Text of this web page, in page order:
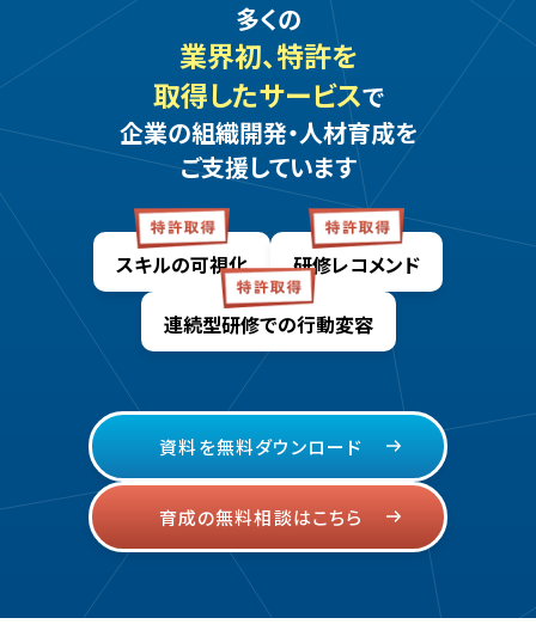
多くの
業界初、特許を
取得したサービスで
企業の組織開発・人材育成を
ご支援しています
スキルの可視化 研修レコメンド
連続型研修での行動変容
資料を無料ダウンロード
育成の無料相談はこちら